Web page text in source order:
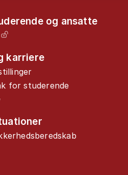
og ansatte
karriere
for studerende